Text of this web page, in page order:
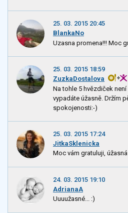
25. 03. 2015 20:45
BlankaNo
Uzasna promena!!! Moc
25. 03. 2015 18:59
ZuzkaDostalova
Na tohle 5 hvězdiček
vypadáte úžasně. Držím
spokojenosti:-)
25. 03. 2015 17:24
JitkaSklenicka
Moc vám gratuluji,
24. 03. 2015 19:10
AdrianaA
Uuuužasné... :)